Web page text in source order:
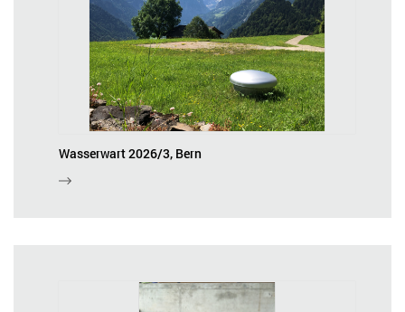
Wasserwart 2026/3, Bern